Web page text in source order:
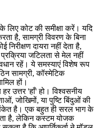
कोट की समीक्षा करें। यदि
है, सामग्री विवरण के बिना
दायरा नहीं देता है,
जटिलता से मेल नहीं
रहें। ये समस्याएं विशेष रूप
सामग्री, कॉस्मेटिक
हों।
उत्तर 'हाँ' हो। विश्वसनीय
जोखिमों, या पुष्टि बिंदुओं की
है। एक बहुत ही सरल भाग के
है, लेकिन कस्टम योजक